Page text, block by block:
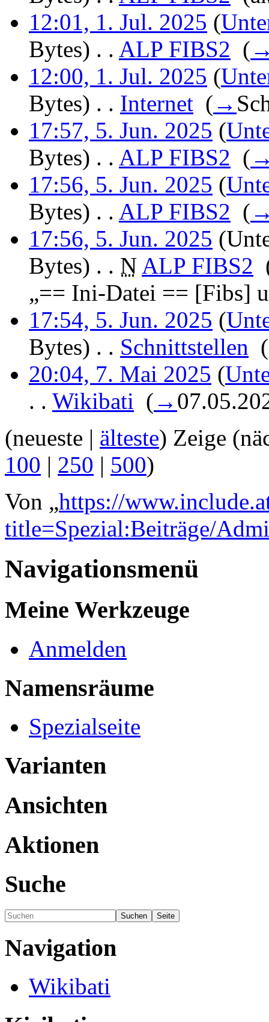
12:01, 1. Jul. 2025 (
Bytes) . . ALP FIBS2 (
12:00, 1. Jul. 2025 (
Bytes) . . Internet ( →
17:57, 5. Jun. 2025 (
Bytes) . . ALP FIBS2 (
17:56, 5. Jun. 2025 (
Bytes) . . ALP FIBS2 (
17:56, 5. Jun. 2025
Bytes) . . N ALP FIBS2
„== Ini-Datei == [Fibs]
17:54, 5. Jun. 2025 (
Bytes) . . Schnittstellen
20:04, 7. Mai 2025 (
. . Wikibati ( →
(neueste | älteste) Zeige
100 | 250 | 500)
Von „https://
title=Spezial:Beiträge/
Navigationsmenü
Meine Werkzeuge
Anmelden
Namensräume
Spezialseite
Varianten
Ansichten
Aktionen
Suche
Navigation
Wikibati